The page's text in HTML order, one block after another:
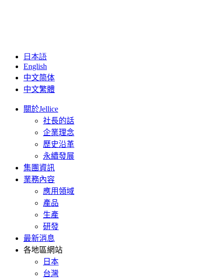
日本語
English
中文简体
中文繁體
關於Jellice
社長的話
企業理念
歷史沿革
永續發展
集團資訊
業務內容
應用領域
產品
生產
研發
最新消息
各地區網站
日本
台灣